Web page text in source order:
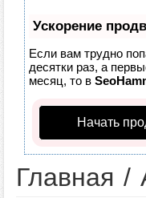
Ускорение
Если вам трудно
десятки раз, а
месяц, то в
Начать
Главная /